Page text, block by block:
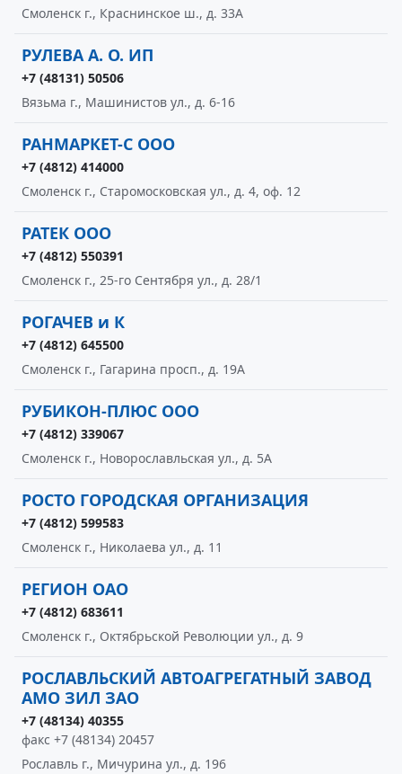
Смоленск г., Краснинское ш., д. 33А
РУЛЕВА А. О. ИП
+7 (48131) 50506
Вязьма г., Машинистов ул., д. 6-16
РАНМАРКЕТ-С ООО
+7 (4812) 414000
Смоленск г., Старомосковская ул., д. 4, оф. 12
РАТЕК ООО
+7 (4812) 550391
Смоленск г., 25-го Сентября ул., д. 28/1
РОГАЧЕВ и К
+7 (4812) 645500
Смоленск г., Гагарина просп., д. 19А
РУБИКОН-ПЛЮС ООО
+7 (4812) 339067
Смоленск г., Новорославльская ул., д. 5А
РОСТО ГОРОДСКАЯ ОРГАНИЗАЦИЯ
+7 (4812) 599583
Смоленск г., Николаева ул., д. 11
РЕГИОН ОАО
+7 (4812) 683611
Смоленск г., Октябрьской Революции ул., д. 9
РОСЛАВЛЬСКИЙ АВТОАГРЕГАТНЫЙ ЗАВОД
АМО ЗИЛ ЗАО
+7 (48134) 40355
факс +7 (48134) 20457
Рославль г., Мичурина ул., д. 196